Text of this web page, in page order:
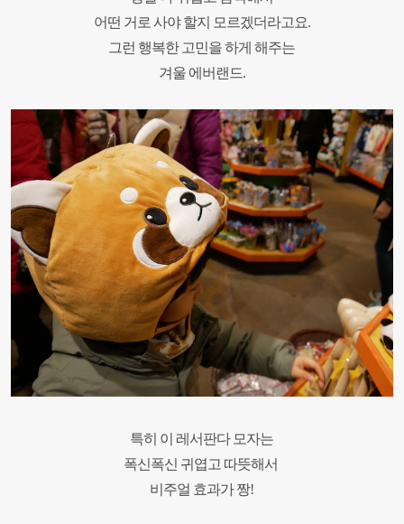
어떤 거로 사야 할지 모르겠더라고요.
그런 행복한 고민을 하게 해주는
겨울 에버랜드.
특히 이 레서판다 모자는
폭신폭신 귀엽고 따뜻해서
비주얼 효과가 짱!